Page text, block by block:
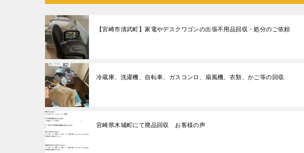
【宮崎市清武町】家電やデスクワゴンの出張不用品回収・処分のご依頼
冷蔵庫、洗濯機、自転車、ガスコンロ、扇風機、衣類、かご等の回収
宮崎県木城町にて廃品回収 お客様の声